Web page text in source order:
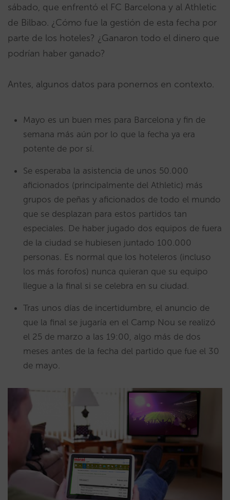
sábado, que enfrentó el FC Barcelona y al Athletic
de Bilbao. ¿Cómo fue la gestión de esta fecha por
parte de los hoteles? ¿Ganaron todo el dinero que
podrían haber ganado?
Antes, algunos datos para ponernos en contexto.
Mayo es un buen mes para Barcelona y fin de
semana más aún por lo que la fecha ya era
potente de por sí.
Se esperaba la asistencia de unos 50.000
aficionados (principalmente del Athletic) más
grupos de peñas y aficionados de todo el mundo
que se desplazan para estos partidos tan
especiales. De haber jugado dos equipos de fuera
de la ciudad se hubiesen juntado 100.000
personas. Es normal que los hoteleros (incluso
los más forofos) nunca quieran que su equipo
llegue a la final si se celebra en su ciudad.
Tras unos días de incertidumbre, el anuncio de
que la final se jugaría en el Camp Nou se realizó
el 25 de marzo a las 19:00, algo más de dos
meses antes de la fecha del partido que fue el 30
de mayo.